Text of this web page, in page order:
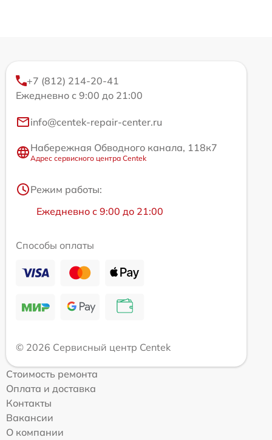
+7 (812) 214-20-41
Ежедневно с 9:00 до 21:00
info@centek-repair-center.ru
Набережная Обводного канала, 118к7
Адрес сервисного центра Centek
Режим работы:
Ежедневно с 9:00 до 21:00
Способы оплаты
© 2026 Сервисный центр Centek
Стоимость ремонта
Оплата и доставка
Контакты
Вакансии
О компании